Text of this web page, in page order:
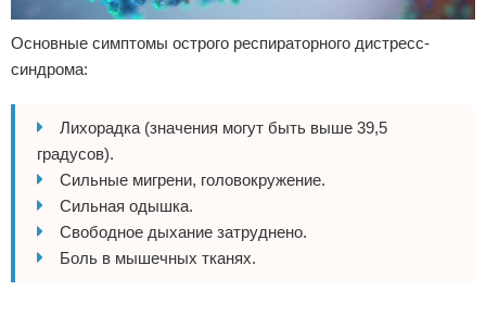
Основные симптомы острого респираторного дистресс-
синдрома:
Лихорадка (значения могут быть выше 39,5
градусов).
Сильные мигрени, головокружение.
Сильная одышка.
Свободное дыхание затруднено.
Боль в мышечных тканях.